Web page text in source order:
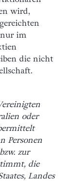
wird,
im
die nicht
oder
Personen
zur
die
Landes